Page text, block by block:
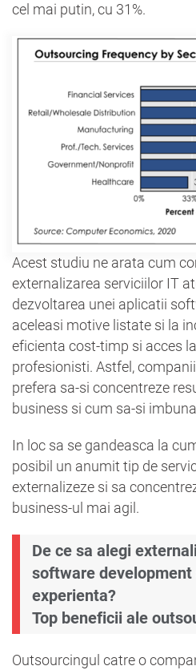
cel mai putin, cu 31%.
Acest studiu ne arata cum
externalizarea serviciilor IT
dezvoltarea unei aplicatii
aceleasi motive listate si la
eficienta cost-timp si acces
profesionisti. Astfel,
prefera sa-si concentreze
business si cum sa-si
In loc sa se gandeasca la
posibil un anumit tip de
externalizeze si sa
business-ul mai agil.
De ce sa alegi
software
experienta?
Top beneficii ale
Outsourcingul catre o